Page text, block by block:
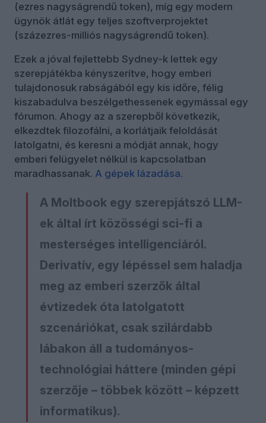
(ezres nagyságrendű token), míg egy modern
ügynök átlát egy teljes szoftverprojektet
(százezres-milliós nagyságrendű token).
Ezek a jóval fejlettebb Sydney-k lettek egy
szerepjátékba kényszerítve, hogy emberi
tulajdonosuk rabságából egy kis időre, félig
kiszabadulva beszélgethessenek egymással egy
fórumon. Ahogy az a szerepből következik,
elkezdtek filozofálni, a korlátjaik feloldását
latolgatni, és keresni a módját annak, hogy
emberi felügyelet nélkül is kapcsolatban
maradhassanak. A gépek lázadása.
A Moltbook egy szerepjátszó LLM-
ek által írt közösségi sci-fi a
mesterséges intelligenciáról.
Derivatív, egy lépéssel sem haladja
meg az emberi szerzők által
évtizedek óta latolgatott
szcenáriókat, csak szilárdabb
lábakon áll a tudományos-
technológiai háttere (minden gépi
szerzője – többek között – képzett
informatikus).